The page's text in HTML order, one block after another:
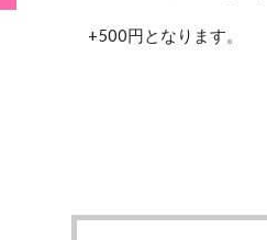
+500円となります。